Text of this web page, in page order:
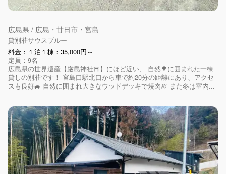
広島県 / 広島・廿日市・宮島
貸別荘サウスブルー
料金：１泊１棟：35,000円～
定員：9名
広島県の世界遺産【厳島神社⛩】にほど近い、 自然🌳に囲まれた一棟
貸しの別荘です！ 宮島口駅北口から車で約20分の距離にあり、アクセ
スも良好🚙 自然に囲まれ大きなウッドデッキで焼肉🍖 また冬は室内...